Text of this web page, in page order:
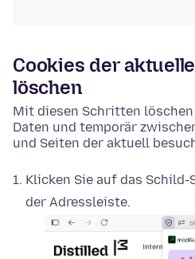
Cookies der
löschen
Mit diesen Schritten löschen
Daten und temporär
und Seiten der aktuell
Klicken Sie auf das Schild-
der Adressleiste.